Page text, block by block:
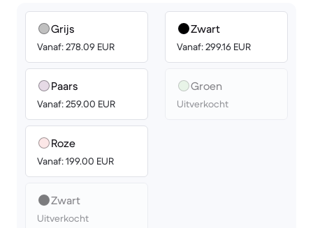
Grijs
Vanaf: 278.09 EUR
Paars
Vanaf: 259.00 EUR
Roze
Vanaf: 199.00 EUR
Zwart
Uitverkocht
Zwart
Vanaf: 299.16 EUR
Groen
Uitverkocht